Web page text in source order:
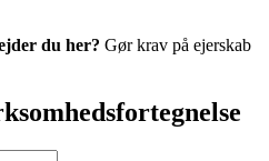
du her? Gør krav på ejerskab